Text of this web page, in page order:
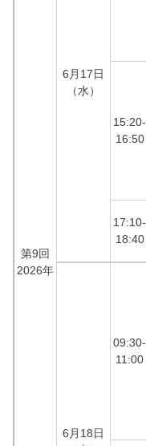
第9回
2026年
6月17日
（水）
15:20-
16:50
17:10-
18:40
6月18日
09:30-
11:00